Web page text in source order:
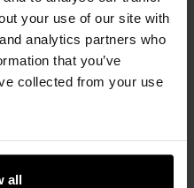
your use of our site with
analytics partners who
that you’ve
collected from your use
all
z 7
OPINIE